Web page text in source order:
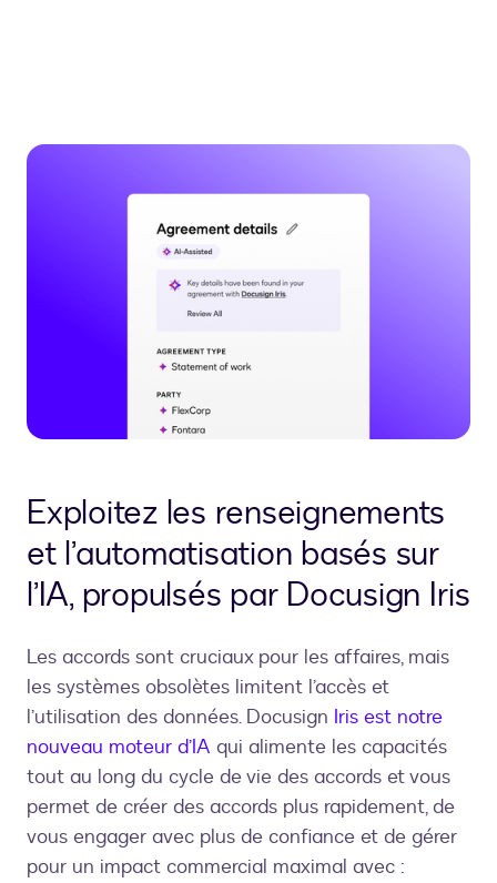
Exploitez les renseignements
et l’automatisation basés sur
l’IA, propulsés par Docusign Iris
Les accords sont cruciaux pour les affaires, mais
les systèmes obsolètes limitent l’accès et
l’utilisation des données. Docusign Iris est notre
nouveau moteur d’IA qui alimente les capacités
tout au long du cycle de vie des accords et vous
permet de créer des accords plus rapidement, de
vous engager avec plus de confiance et de gérer
pour un impact commercial maximal avec :